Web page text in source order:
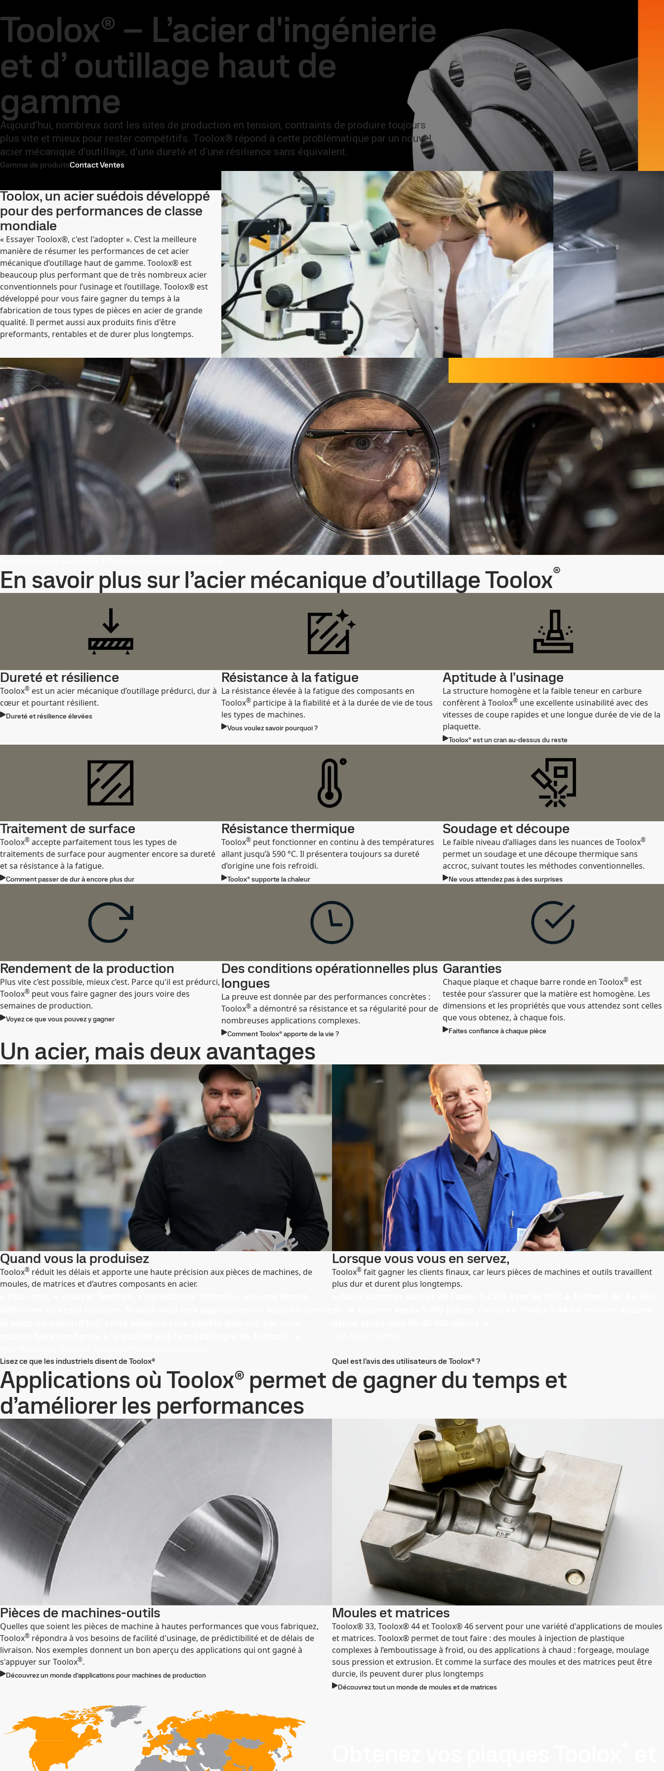
Marques et produits Acier sans énergie fossile Support technique
Toolox® – L’acier d'ingénierie
et d’ outillage haut de
gamme
Aujourd’hui, nombreux sont les sites de production en tension, contraints de produire toujours
plus vite et mieux pour rester compétitifs. Toolox® répond à cette problématique par un nouvel
acier mécanique d’outillage, d’une dureté et d’une résilience sans équivalent.
Gamme de produitsContact Ventes
Toolox, un acier suédois développé
pour des performances de classe
mondiale
« Essayer Toolox®, c'est l'adopter ». C’est la meilleure
manière de résumer les performances de cet acier
mécanique d’outillage haut de gamme. Toolox® est
beaucoup plus performant que de très nombreux acier
conventionnels pour l’usinage et l’outillage. Toolox® est
développé pour vous faire gagner du temps à la
fabrication de tous types de pièces en acier de grande
qualité. Il permet aussi aux produits finis d'être
preformants, rentables et de durer plus longtemps.
En savoir plus sur l’acier mécanique d’outillage Toolox®
Dureté et résilience
Toolox® est un acier mécanique d’outillage prédurci, dur à
cœur et pourtant résilient.
Dureté et résilience élevées
Résistance à la fatigue
La résistance élevée à la fatigue des composants en
Toolox® participe à la fiabilité et à la durée de vie de tous
les types de machines.
Vous voulez savoir pourquoi ?
Aptitude à l’usinage
La structure homogène et la faible teneur en carbure
confèrent à Toolox® une excellente usinabilité avec des
vitesses de coupe rapides et une longue durée de vie de la
plaquette.
Toolox® est un cran au-dessus du reste
Traitement de surface
Toolox® accepte parfaitement tous les types de
traitements de surface pour augmenter encore sa dureté
et sa résistance à la fatigue.
Comment passer de dur à encore plus dur
Résistance thermique
Toolox® peut fonctionner en continu à des températures
allant jusqu’à 590 °C. Il présentera toujours sa dureté
d’origine une fois refroidi.
Toolox® supporte la chaleur
Soudage et découpe
Le faible niveau d’alliages dans les nuances de Toolox®
permet un soudage et une découpe thermique sans
accroc, suivant toutes les méthodes conventionnelles.
Ne vous attendez pas à des surprises
Rendement de la production
Plus vite c’est possible, mieux c’est. Parce qu'il est prédurci,
Toolox® peut vous faire gagner des jours voire des
semaines de production.
Voyez ce que vous pouvez y gagner
Des conditions opérationnelles plus
longues
La preuve est donnée par des performances concrètes :
Toolox® a démontré sa résistance et sa régularité pour de
nombreuses applications complexes.
Comment Toolox® apporte de la vie ?
Garanties
Chaque plaque et chaque barre ronde en Toolox® est
testée pour s’assurer que la matière est homogène. Les
dimensions et les propriétés que vous attendez sont celles
que vous obtenez, à chaque fois.
Faites confiance à chaque pièce
Un acier, mais deux avantages
Quand vous la produisez
Toolox® réduit les délais et apporte une haute précision aux pièces de machines, de
moules, de matrices et d’autres composants en acier.
Lorsque vous vous en servez,
Toolox® fait gagner les clients finaux, car leurs pièces de machines et outils travaillent
plus dur et durent plus longtemps.
Lisez ce que les industriels disent de Toolox® Quel est l'avis des utilisateurs de Toolox® ?
Applications où Toolox® permet de gagner du temps et
d’améliorer les performances
Pièces de machines-outils
Quelles que soient les pièces de machine à hautes performances que vous fabriquez,
Toolox® répondra à vos besoins de facilité d'usinage, de prédictibilité et de délais de
livraison. Nos exemples donnent un bon aperçu des applications qui ont gagné à
s'appuyer sur Toolox®.
Découvrez un monde d’applications pour machines de production
Moules et matrices
Toolox® 33, Toolox® 44 et Toolox® 46 servent pour une variété d'applications de moules
et matrices. Toolox® permet de tout faire : des moules à injection de plastique
complexes à l’emboutissage à froid, ou des applications à chaud : forgeage, moulage
sous pression et extrusion. Et comme la surface des moules et des matrices peut être
durcie, ils peuvent durer plus longtemps
Découvrez tout un monde de moules et de matrices